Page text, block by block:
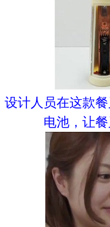
设计人员在这款
电池，让